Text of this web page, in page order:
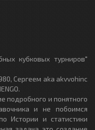
кубковых турниров"
Сергеем aka akvvohinc
подробного и понятного
и не побоимся
Истории и статистики